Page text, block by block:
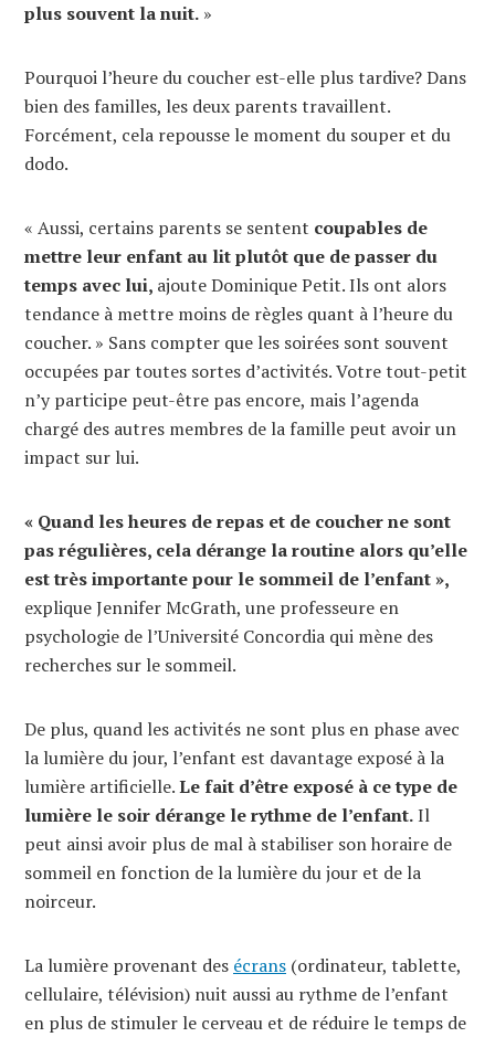
plus souvent la nuit. »
Pourquoi l’heure du coucher est-elle plus tardive? Dans
bien des familles, les deux parents travaillent.
Forcément, cela repousse le moment du souper et du
dodo.
« Aussi, certains parents se sentent coupables de
mettre leur enfant au lit plutôt que de passer du
temps avec lui, ajoute Dominique Petit. Ils ont alors
tendance à mettre moins de règles quant à l’heure du
coucher. » Sans compter que les soirées sont souvent
occupées par toutes sortes d’activités. Votre tout-petit
n’y participe peut-être pas encore, mais l’agenda
chargé des autres membres de la famille peut avoir un
impact sur lui.
« Quand les heures de repas et de coucher ne sont
pas régulières, cela dérange la routine alors qu’elle
est très importante pour le sommeil de l’enfant »,
explique Jennifer McGrath, une professeure en
psychologie de l’Université Concordia qui mène des
recherches sur le sommeil.
De plus, quand les activités ne sont plus en phase avec
la lumière du jour, l’enfant est davantage exposé à la
lumière artificielle.Le fait d’être exposé à ce type de
lumière le soir dérange le rythme de l’enfant.Il
peut ainsi avoir plus de mal à stabiliser son horaire de
sommeil en fonction de la lumière du jour et de la
noirceur.
La lumière provenant des écrans (ordinateur, tablette,
cellulaire, télévision) nuit aussi au rythme de l’enfant
en plus de stimuler le cerveau et de réduire le temps de